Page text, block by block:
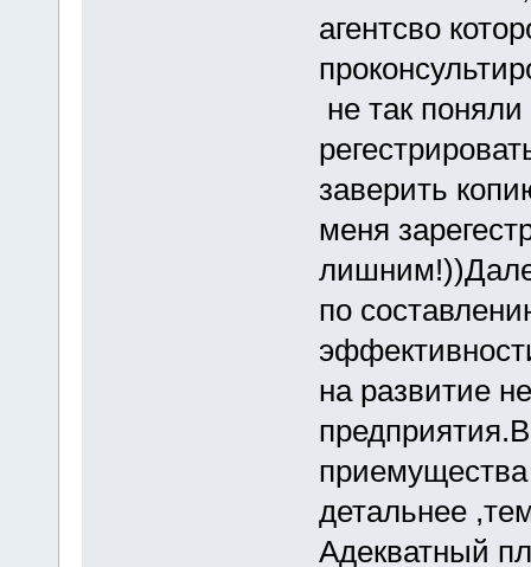
агентсво
не так
заверить
меня
по
на развитие
детальнее
Адекватный